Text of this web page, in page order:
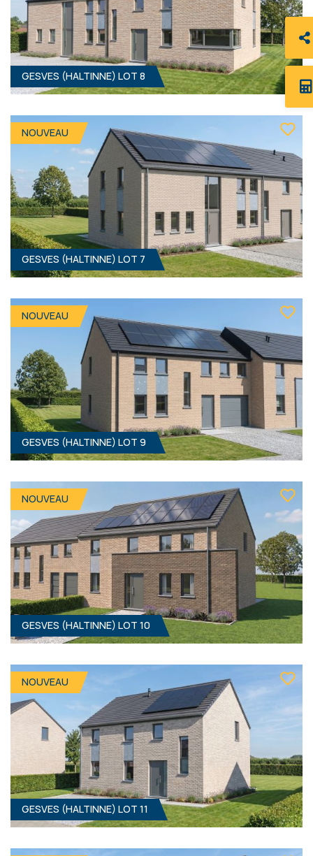
Prix sur demande
GESVES (HALTINNE) LOT 8
Clé sur porte
400 000 € HF*
GESVES (HALTINNE) LOT 8
GESVES (HALTINNE) LOT 7
Clé sur porte
ÀPD 400 000 € HF*
GESVES (HALTINNE) LOT 7
NOUVEAU
GESVES (HALTINNE) LOT 9
Clé sur porte
ÀPD 394 000 € HF*
GESVES (HALTINNE) LOT 9
NOUVEAU
GESVES (HALTINNE) LOT 10
Clé sur porte
GESVES (HALTINNE) LOT 10
NOUVEAU
GESVES (HALTINNE) LOT 11
NOUVEAU